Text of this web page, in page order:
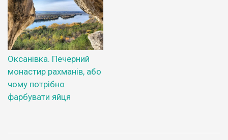
Оксанівка. Печерний
монастир рахманів, або
чому потрібно
фарбувати яйця